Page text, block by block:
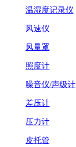
温湿度记录仪
风速仪
风量罩
照度计
噪音仪/声级计
差压计
压力计
皮托管